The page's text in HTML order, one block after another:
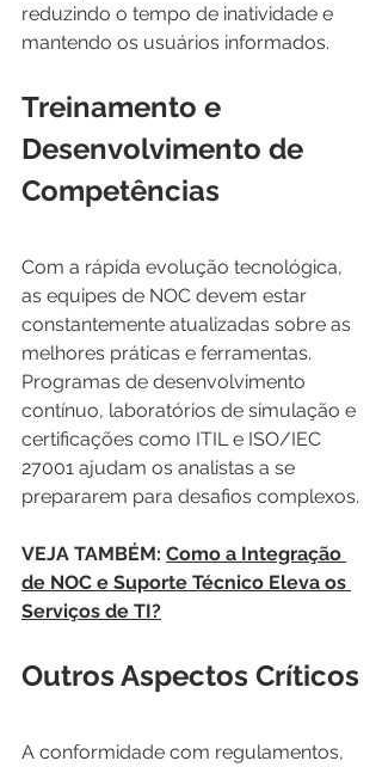
reduzindo o tempo de inatividade e
mantendo os usuários informados.
Treinamento e
Desenvolvimento de
Competências
Com a rápida evolução tecnológica,
as equipes de NOC devem estar
constantemente atualizadas sobre as
melhores práticas e ferramentas.
Programas de desenvolvimento
contínuo, laboratórios de simulação e
certificações como ITIL e ISO/IEC
27001 ajudam os analistas a se
prepararem para desafios complexos.
VEJA TAMBÉM: Como a Integração
de NOC e Suporte Técnico Eleva os
Serviços de TI?
Outros Aspectos Críticos
A conformidade com regulamentos,